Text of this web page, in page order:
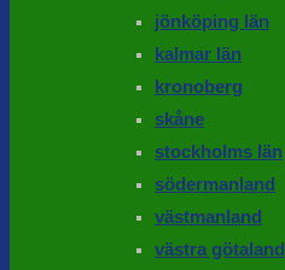
jönköping län
kalmar län
kronoberg
skåne
stockholms län
södermanland
västmanland
västra götaland